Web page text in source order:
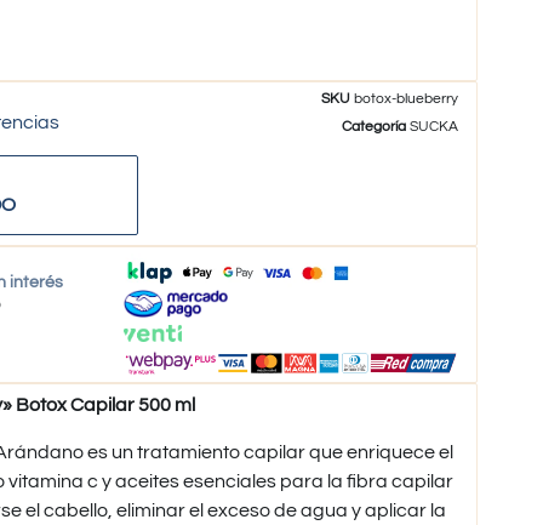
SKU botox-blueberry
Categoría SUCKA
interés
Botox Capilar 500 ml
es un tratamiento capilar que enriquece el
c y aceites esenciales para la fibra capilar
el cabello, eliminar el exceso de agua y aplicar la